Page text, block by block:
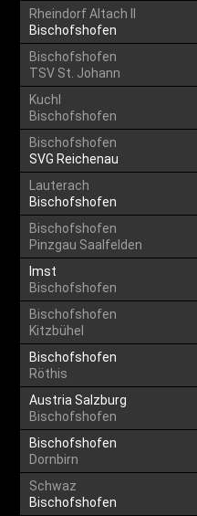
Rheindorf Altach II
Bischofshofen
Bischofshofen
TSV St. Johann
Kuchl
Bischofshofen
Bischofshofen
SVG Reichenau
Lauterach
Bischofshofen
Bischofshofen
Pinzgau Saalfelden
Imst
Bischofshofen
Bischofshofen
Kitzbühel
Bischofshofen
Röthis
Austria Salzburg
Bischofshofen
Bischofshofen
Dornbirn
Schwaz
Bischofshofen